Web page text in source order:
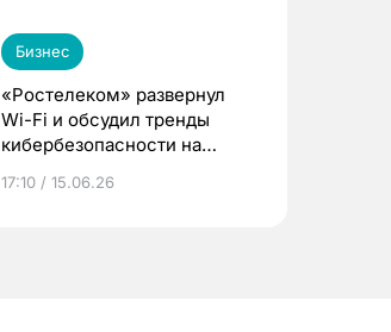
Бизнес
«Ростелеком» развернул
Wi-Fi и обсудил тренды
кибербезопасности на
17:10 / 15.06.26